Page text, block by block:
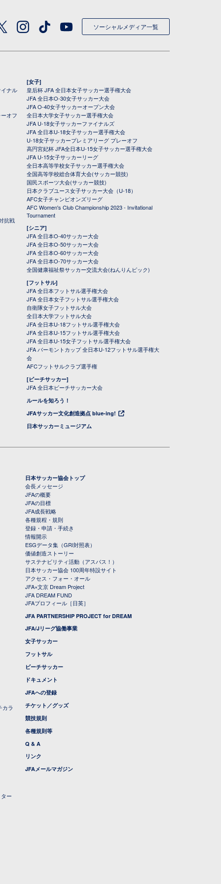
ソーシャルメディア一覧
ナル
オフ
抗戦
[女子]
皇后杯 JFA 全日本女子サッカー選手権大会
JFA 全日本O-30女子サッカー大会
JFA O-40女子サッカーオープン大会
全日本大学女子サッカー選手権大会
JFA U-18女子サッカーファイナルズ
JFA 全日本U-18女子サッカー選手権大会
U-18女子サッカープレミアリーグ プレーオフ
高円宮妃杯 JFA全日本U-15女子サッカー選手権大会
JFA U-15女子サッカーリーグ
全日本高等学校女子サッカー選手権大会
全国高等学校総合体育大会(サッカー競技)
国民スポーツ大会(サッカー競技)
日本クラブユース女子サッカー大会（U-18）
AFC女子チャンピオンズリーグ
AFC Women's Club Championship 2023 - Invitational
Tournament
[シニア]
JFA 全日本O-40サッカー大会
JFA 全日本O-50サッカー大会
JFA 全日本O-60サッカー大会
JFA 全日本O-70サッカー大会
全国健康福祉祭サッカー交流大会(ねんりんピック)
[フットサル]
JFA 全日本フットサル選手権大会
JFA 全日本女子フットサル選手権大会
自衛隊女子フットサル大会
全日本大学フットサル大会
JFA 全日本U-18フットサル選手権大会
JFA 全日本U-15フットサル選手権大会
JFA 全日本U-15女子フットサル選手権大会
JFA バーモントカップ 全日本U-12フットサル選手権大
会
AFCフットサルクラブ選手権
[ビーチサッカー]
JFA 全日本ビーチサッカー大会
ルールを知ろう！
JFAサッカー文化創造拠点 blue-ing!
日本サッカーミュージアム
カラ
ー
日本サッカー協会トップ
会長メッセージ
JFAの概要
JFAの目標
JFA成長戦略
各種規程・規則
登録・申請・手続き
情報開示
ESGデータ集（GRI対照表）
価値創造ストーリー
サステナビリティ活動（アスパス！）
日本サッカー協会 100周年特設サイト
アクセス・フォー・オール
JFA×文京 Dream Project
JFA DREAM FUND
JFAプロフィール［日英］
JFA PARTNERSHIP PROJECT for DREAM
JFA/Jリーグ協働事業
女子サッカー
フットサル
ビーチサッカー
ドキュメント
JFAへの登録
チケット／グッズ
競技規則
各種規則等
Q & A
リンク
JFAメールマガジン